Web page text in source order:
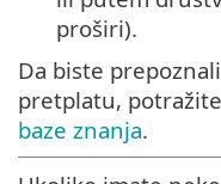
proširi).
Da biste
pretplatu,
baze znanja.